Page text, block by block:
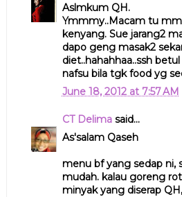
Aslmkum QH.
Ymmmy..Macam tu
kenyang. Sue jarang2
dapo geng masak2
diet..hahahhaa..ssh
nafsu bila tgk food yg
June 18, 2012 at 7:57 AM
CT Delimasaid...
As'salam Qaseh
menu bf yang sedap ni,
mudah. kalau goreng
minyak yang diserap